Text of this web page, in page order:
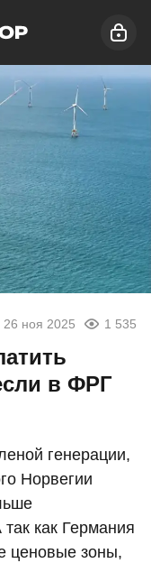
26 ноя 2025 1 535
в ФРГ
генерации,
Норвегии
так как Германия
ценовые зоны,